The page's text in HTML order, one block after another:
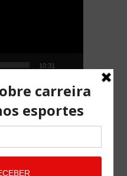
10:31
composta por
Cível Direito